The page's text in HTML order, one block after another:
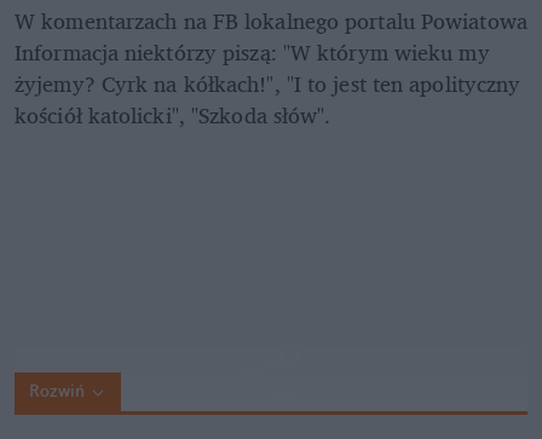
W komentarzach na FB lokalnego portalu Powiatowa
Informacja niektórzy piszą: "W którym wieku my
żyjemy? Cyrk na kółkach!", "I to jest ten apolityczny
kościół katolicki", "Szkoda słów".
Rozwiń